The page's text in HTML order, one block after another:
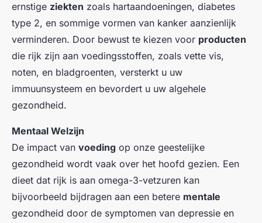
ernstige ziekten zoals hartaandoeningen, diabetes
type 2, en sommige vormen van kanker aanzienlijk
verminderen. Door bewust te kiezen voor producten
die rijk zijn aan voedingsstoffen, zoals vette vis,
noten, en bladgroenten, versterkt u uw
immuunsysteem en bevordert u uw algehele
gezondheid.
Mentaal Welzijn
De impact van voeding op onze geestelijke
gezondheid wordt vaak over het hoofd gezien. Een
dieet dat rijk is aan omega-3-vetzuren kan
bijvoorbeeld bijdragen aan een betere mentale
gezondheid door de symptomen van depressie en